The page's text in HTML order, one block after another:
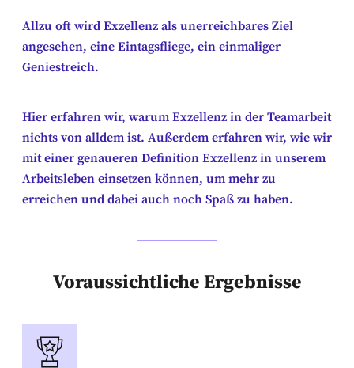
Allzu oft wird Exzellenz als unerreichbares Ziel
angesehen, eine Eintagsfliege, ein einmaliger
Geniestreich.
Hier erfahren wir, warum Exzellenz in der Teamarbeit
nichts von alldem ist. Außerdem erfahren wir, wie wir
mit einer genaueren Definition Exzellenz in unserem
Arbeitsleben einsetzen können, um mehr zu
erreichen und dabei auch noch Spaß zu haben.
Voraussichtliche Ergebnisse